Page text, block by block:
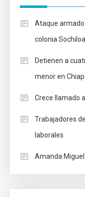
Ataque armado
colonia Sochiloa
Detienen a
menor en
Crece llamado
Trabajadores
laborales
Amanda